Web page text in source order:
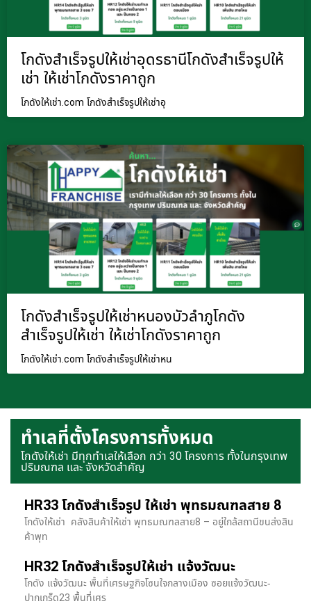
โกดังสำเร็จรูปให้เช่าอุดรธานีโกดังสำเร็จรูปให้
เช่า ให้เช่าโกดังราคาถูก
โกดังให้เช่า.com โกดังสำเร็จรูปให้เช่าอุ
โกดังสำเร็จรูปให้เช่าหนองบัวลำภูโกดัง
สำเร็จรูปให้เช่า ให้เช่าโกดังราคาถูก
โกดังให้เช่า.com โกดังสำเร็จรูปให้เช่าหน
ทำเลที่ตั้งโครงการทั้งหมด
โกดังให้เช่า มีทุกทำเลให้เลือก กว่า 30 โครงการ ทั้งในกรุงเทพ
ปริมณฑล และ จังหวัดสำคัญ
HR33 โกดังสำเร็จรูป ให้เช่า พุทธมณฑลสาย 8
โกดังให้เช่า คลังสินค้าให้เช่า พุทธมณฑลสาย8 – อยู่ใกล้สถานีขนส่งสิน
ค้าพุท
HR32 โกดังสำเร็จรูปให้เช่า แจ้งวัฒนะ
โกดัง แจ้งวัฒนะ พื้นที่เศรษฐกิจโซนใจกลางเมือง ซอยแจ้งวัฒนะ-
ปากเกร็ด23 พื้นที่เศร